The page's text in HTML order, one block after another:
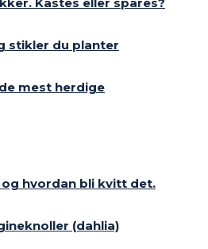
Kastes eller spares?
stikler du planter
mest herdige
hvordan bli kvitt det.
(dahlia)